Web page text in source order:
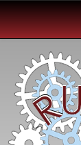
navigation